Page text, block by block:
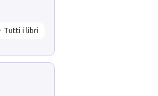
Tutti i libri